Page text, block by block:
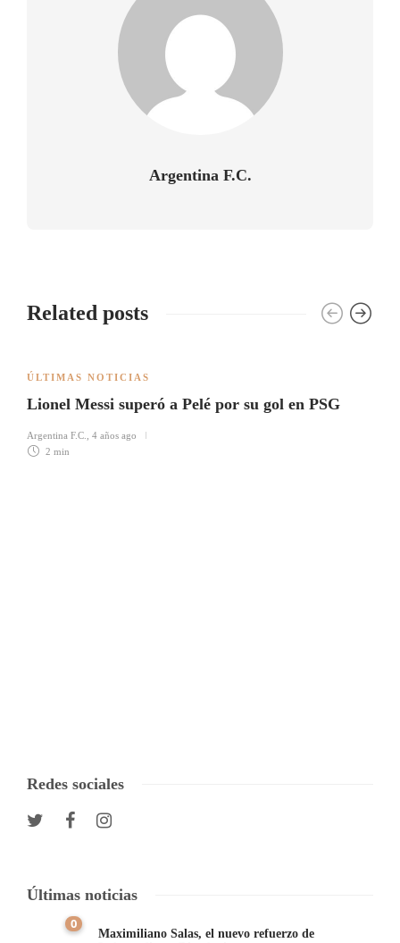
Argentina F.C.
Related posts
ÚLTIMAS NOTICIAS
Lionel Messi superó a Pelé por su gol en PSG
Argentina F.C.
4 años ago
2 min
Redes sociales
Últimas noticias
0
Maximiliano Salas, el nuevo refuerzo de